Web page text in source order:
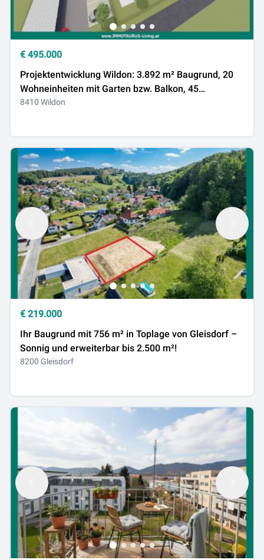
€ 495.000
Projektentwicklung Wildon: 3.892 m² Baugrund, 20
Wohneinheiten mit Garten bzw. Balkon, 45
Parkplätze – bereit zur Übernahme!
8410 Wildon
€ 219.000
Ihr Baugrund mit 756 m² in Toplage von Gleisdorf –
Sonnig und erweiterbar bis 2.500 m²!
8200 Gleisdorf